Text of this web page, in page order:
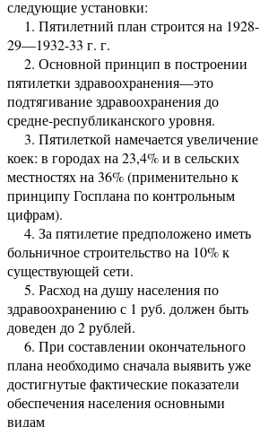
следующие установки:
1. Пятилетний план строится на 1928-
29—1932-33 г. г.
2. Основной принцип в построении
пятилетки здравоохранения—это
подтягивание здравоохранения до
средне-республиканского уровня.
3. Пятилеткой намечается увеличение
коек: в городах на 23,4% и в сельских
местностях на 36% (применительно к
принципу Госплана по контрольным
цифрам).
4. За пятилетие предположено иметь
больничное строительство на 10% к
суще­ствующей сети.
5. Расход на душу населения по
здравоохранению с 1 руб. должен быть
доведен до 2 рублей.
6. При составлении окончательного
плана необходимо сначала выявить уже
достигнутые фактические показатели
обеспечения населения основными
видам